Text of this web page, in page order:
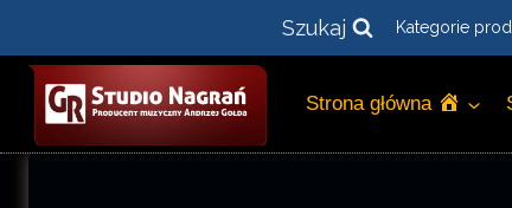
do
treści
Szukaj Kategorie
Strona główna